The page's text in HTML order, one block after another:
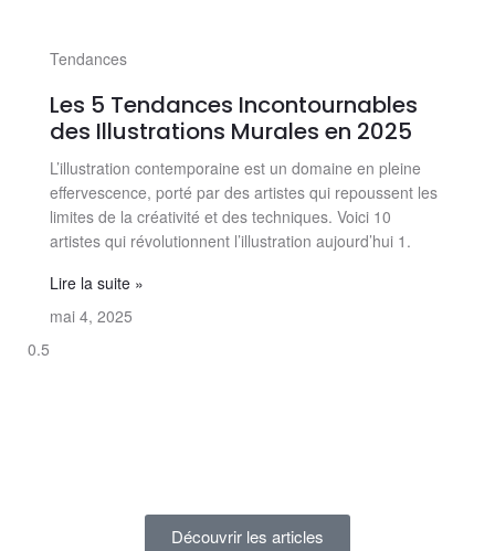
Tendances
Les 5 Tendances Incontournables
des Illustrations Murales en 2025
L’illustration contemporaine est un domaine en pleine
effervescence, porté par des artistes qui repoussent les
limites de la créativité et des techniques. Voici 10
artistes qui révolutionnent l’illustration aujourd’hui 1.
Lire la suite »
mai 4, 2025
Découvrir les articles